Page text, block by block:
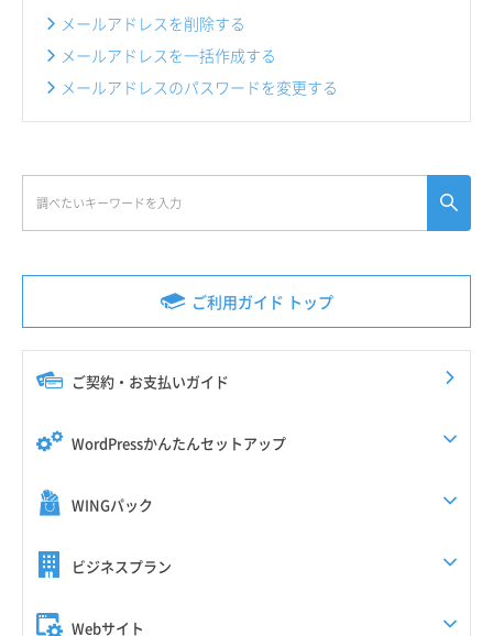
ご利用ガイド トップ
ご契約・お支払いガイド
WordPressかんたんセットアップ
WINGパック
ビジネスプラン
Webサイト
メールアドレスを削除する
メールアドレスを一括作成する
メールアドレスのパスワードを変更する